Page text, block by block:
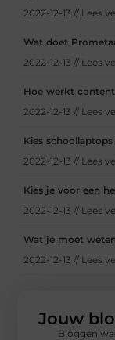
2022-12-13 // Lees
Wat doet
2022-12-13 // Lees
Hoe werkt
2022-12-13 // Lees
Kies
2022-12-13 // Lees
Kies je voor een
2022-12-13 // Lees
Wat je moet
2022-12-13 // Lees
Jouw
Bloggen